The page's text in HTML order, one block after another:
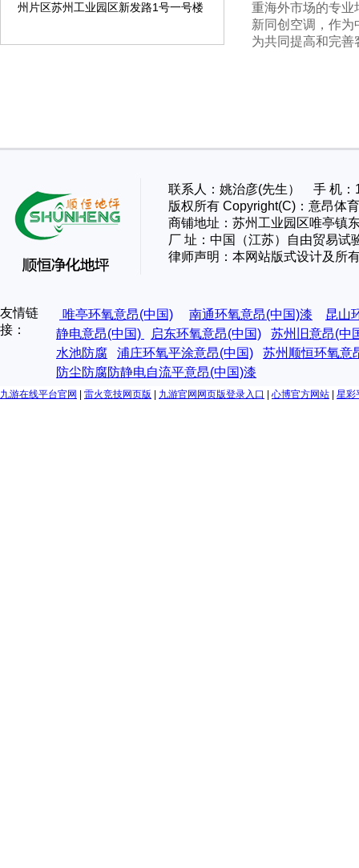
州片区苏州工业园区新发路1号一号楼
重海外市场的专业
新同创空调，作
为共同提高和完
联系人：姚治彦(先生） 手 机
版权所有 Copyright(C)：意昂
商铺地址：苏州工业园区唯亭镇
厂 址： 中国（江苏）自由贸易试
律师声明：本网站版式设计及所
友情链
接：
唯亭环氧意昂(中国) 南通环氧意昂(中国)漆
昆山
静电意昂(中国)
启东环氧意昂(中国)
苏州旧意昂(中
水池防腐
浦庄环氧平涂意昂(中国)
苏州顺恒环氧意
防尘防腐防静电自流平意昂(中国)漆
九游在线平台官网 雷火竞技网页版 九游官网网页版登录入口 心博官方网站 星彩